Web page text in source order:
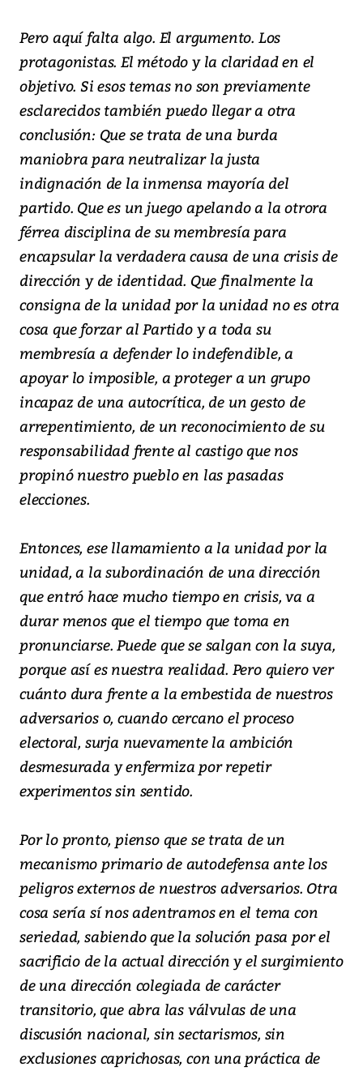
Pero aquí falta algo. El argumento. Los
protagonistas. El método y la claridad en el
objetivo. Si esos temas no son previamente
esclarecidos también puedo llegar a otra
conclusión: Que se trata de una burda
maniobra para neutralizar la justa
indignación de la inmensa mayoría del
partido. Que es un juego apelando a la otrora
férrea disciplina de su membresía para
encapsular la verdadera causa de una crisis de
dirección y de identidad. Que finalmente la
consigna de la unidad por la unidad no es otra
cosa que forzar al Partido y a toda su
membresía a defender lo indefendible, a
apoyar lo imposible, a proteger a un grupo
incapaz de una autocrítica, de un gesto de
arrepentimiento, de un reconocimiento de su
responsabilidad frente al castigo que nos
propinó nuestro pueblo en las pasadas
elecciones.
Entonces, ese llamamiento a la unidad por la
unidad, a la subordinación de una dirección
que entró hace mucho tiempo en crisis, va a
durar menos que el tiempo que toma en
pronunciarse. Puede que se salgan con la suya,
porque así es nuestra realidad. Pero quiero ver
cuánto dura frente a la embestida de nuestros
adversarios o, cuando cercano el proceso
electoral, surja nuevamente la ambición
desmesurada y enfermiza por repetir
experimentos sin sentido.
Por lo pronto, pienso que se trata de un
mecanismo primario de autodefensa ante los
peligros externos de nuestros adversarios. Otra
cosa sería sí nos adentramos en el tema con
seriedad, sabiendo que la solución pasa por el
sacrificio de la actual dirección y el surgimiento
de una dirección colegiada de carácter
transitorio, que abra las válvulas de una
discusión nacional, sin sectarismos, sin
exclusiones caprichosas, con una práctica de